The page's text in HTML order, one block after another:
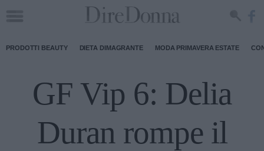
PRODOTTI BEAUTY DIETA DIMAGRANTE MODA PRIMAVERA ESTATE
GF Vip 6: Delia
Duran rompe il